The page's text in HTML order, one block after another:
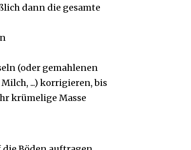
dann die gesamte
(oder gemahlenen
...) korrigieren, bis
krümelige Masse